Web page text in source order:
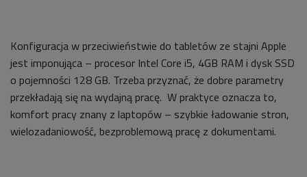
Konfiguracja w przeciwieństwie do tabletów ze stajni Apple
jest imponująca – procesor Intel Core i5, 4GB RAM i dysk SSD
o pojemności 128 GB. Trzeba przyznać, że dobre parametry
przekładają się na wydajną pracę. W praktyce oznacza to,
komfort pracy znany z laptopów – szybkie ładowanie stron,
wielozadaniowość, bezproblemową pracę z dokumentami.